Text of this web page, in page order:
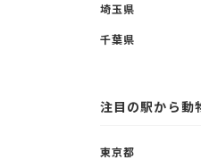
埼玉県
千葉県
注目の駅から動
東京都